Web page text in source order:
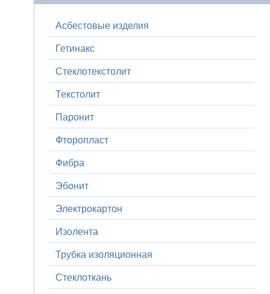
Асбестовые изделия
Гетинакс
Стеклотекстолит
Текстолит
Паронит
Фторопласт
Фибра
Эбонит
Электрокартон
Изолента
Трубка изоляционная
Стеклоткань